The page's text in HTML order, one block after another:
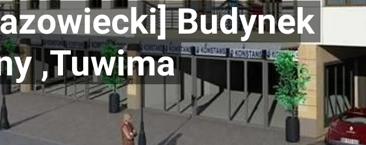
Budynek
,Tuwima